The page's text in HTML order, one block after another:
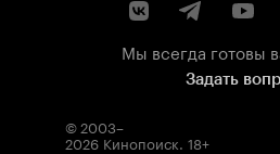
Мы всегда готовы
Задать
© 2003–
2026 Кинопоиск. 18+